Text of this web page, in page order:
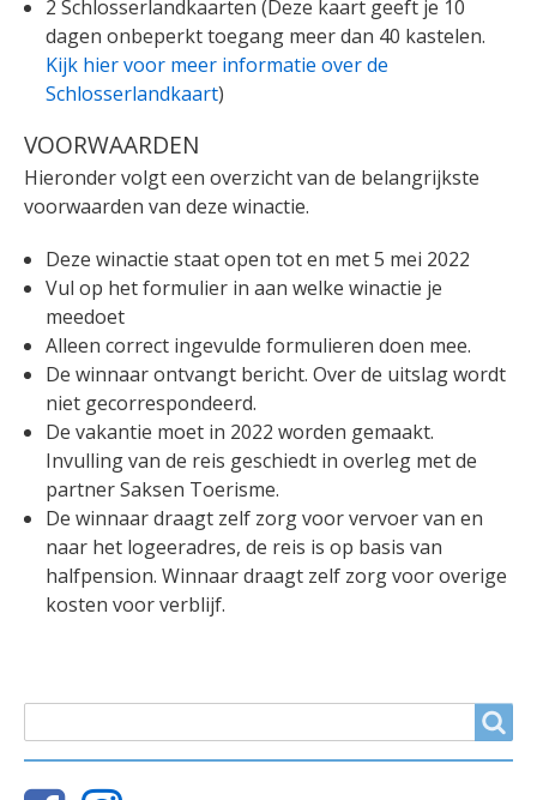
2 Schlosserlandkaarten (Deze kaart geeft je 10
dagen onbeperkt toegang meer dan 40 kastelen.
Kijk hier voor meer informatie over de
Schlosserlandkaart)
VOORWAARDEN
Hieronder volgt een overzicht van de belangrijkste
voorwaarden van deze winactie.
Deze winactie staat open tot en met 5 mei 2022
Vul op het formulier in aan welke winactie je
meedoet
Alleen correct ingevulde formulieren doen mee.
De winnaar ontvangt bericht. Over de uitslag wordt
niet gecorrespondeerd.
De vakantie moet in 2022 worden gemaakt.
Invulling van de reis geschiedt in overleg met de
partner Saksen Toerisme.
De winnaar draagt zelf zorg voor vervoer van en
naar het logeeradres, de reis is op basis van
halfpension. Winnaar draagt zelf zorg voor overige
kosten voor verblijf.